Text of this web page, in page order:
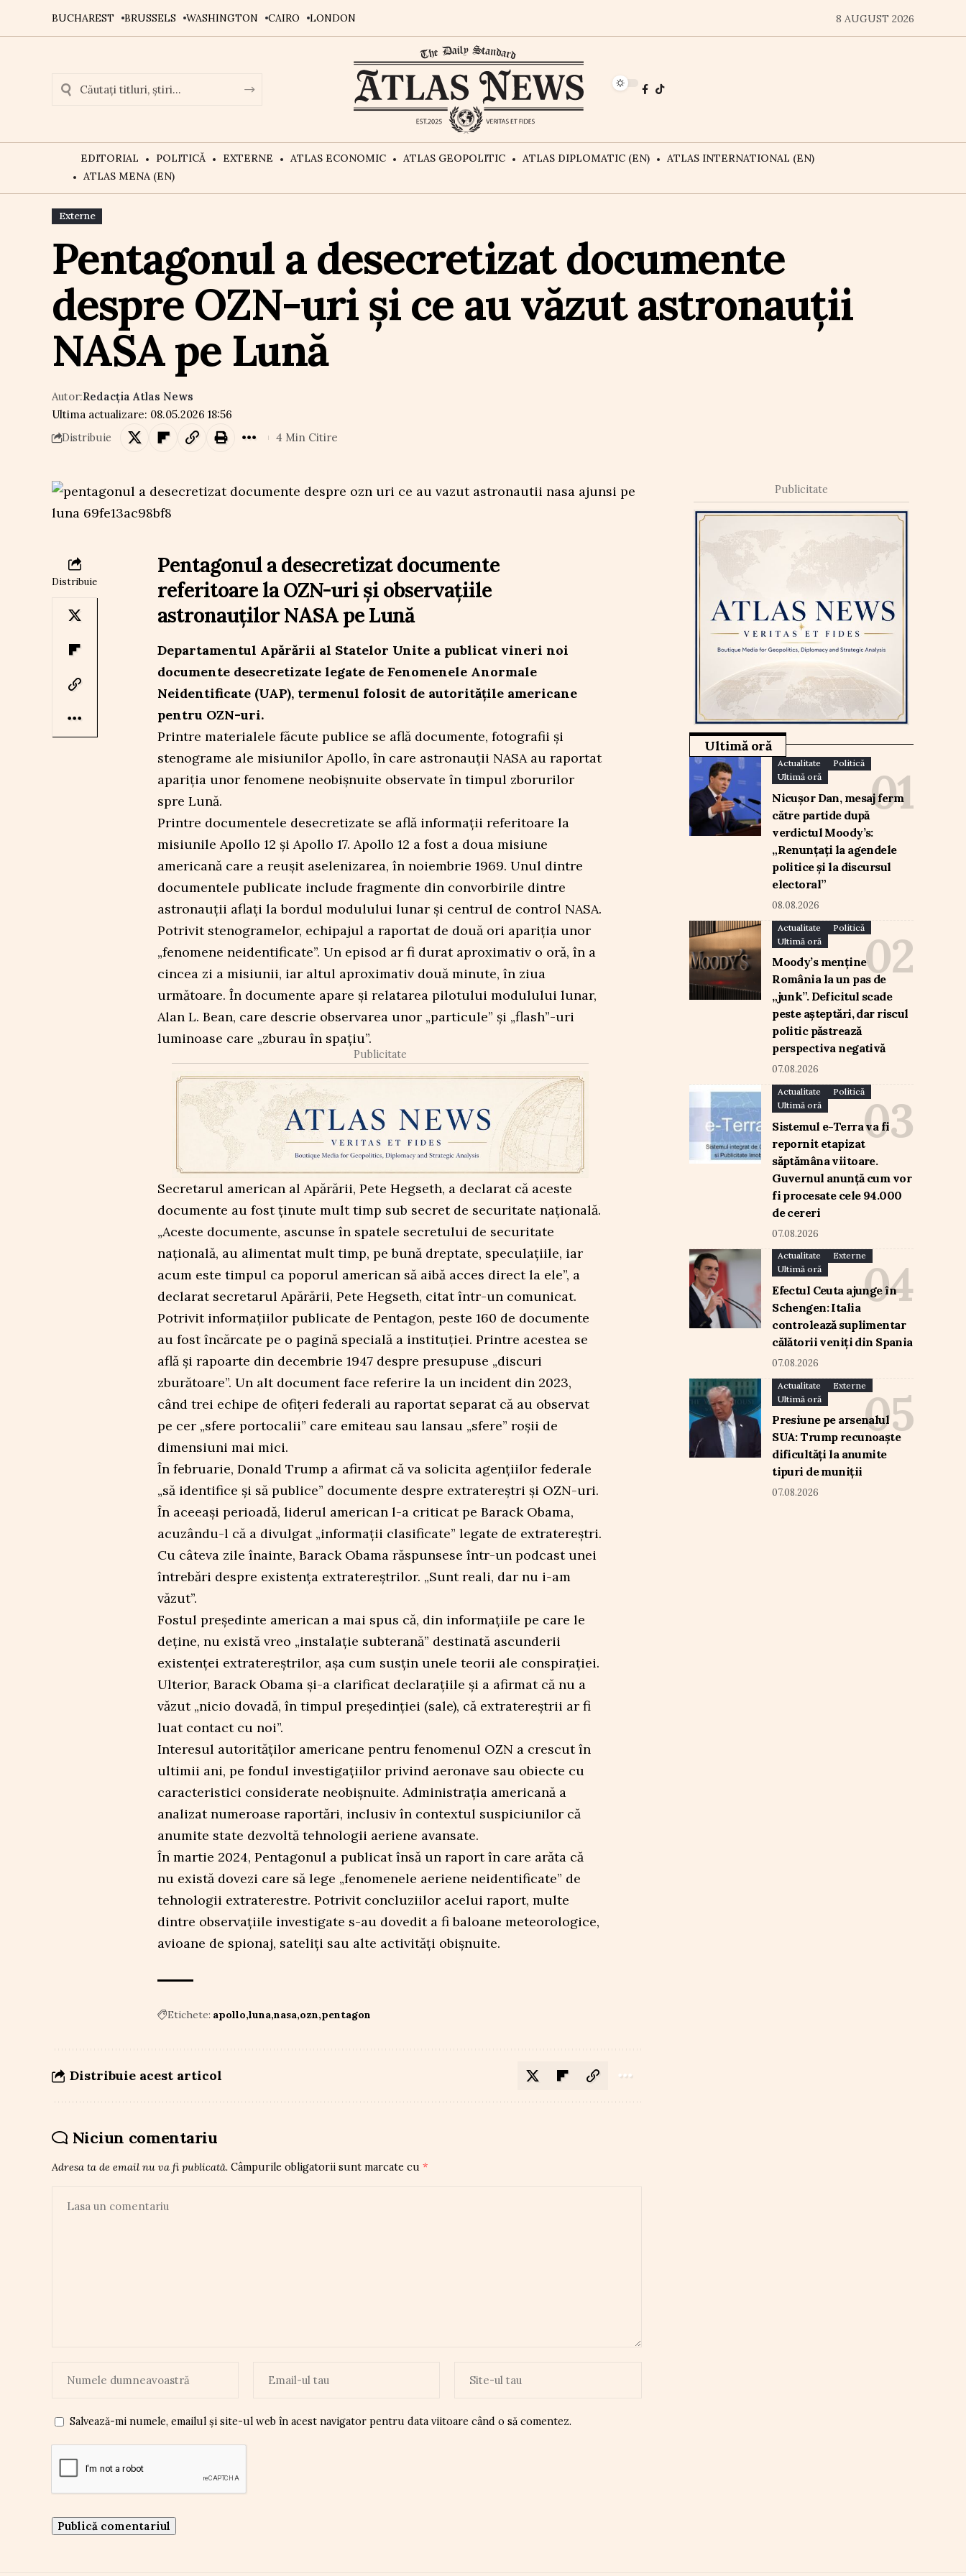
BUCHAREST BRUSSELS WASHINGTON CAIRO LONDON 8 AUGUST 2026
EDITORIAL POLITICĂ EXTERNE ATLAS ECONOMIC ATLAS GEOPOLITIC ATLAS DIPLOMATIC (EN)
ATLAS INTERNATIONAL (EN)
ATLAS MENA (EN)
Externe
Pentagonul a desecretizat documente
despre OZN-uri și ce au văzut astronauții
NASA pe Lună
Ultima actualizare: 08.05.2026 18:56
Autor:Redacția Atlas News
Distribuie 4 Min Citire
Distribuie
Pentagonul a desecretizat documente
referitoare la OZN-uri și observațiile
astronauților NASA pe Lună
Departamentul Apărării al Statelor Unite a publicat vineri noi
documente desecretizate legate de Fenomenele Anormale
Neidentificate (UAP), termenul folosit de autoritățile americane
pentru OZN-uri.
Printre materialele făcute publice se află documente, fotografii și
stenograme ale misiunilor Apollo, în care astronauții NASA au raportat
apariția unor fenomene neobișnuite observate în timpul zborurilor
spre Lună.
Printre documentele desecretizate se află informații referitoare la
misiunile Apollo 12 și Apollo 17. Apollo 12 a fost a doua misiune
americană care a reușit aselenizarea, în noiembrie 1969. Unul dintre
documentele publicate include fragmente din convorbirile dintre
astronauții aflați la bordul modulului lunar și centrul de control NASA.
Potrivit stenogramelor, echipajul a raportat de două ori apariția unor
„fenomene neidentificate”. Un episod ar fi durat aproximativ o oră, în a
cincea zi a misiunii, iar altul aproximativ două minute, în ziua
următoare. În documente apare și relatarea pilotului modulului lunar,
Alan L. Bean, care descrie observarea unor „particule” și „flash”-uri
luminoase care „zburau în spațiu”.
Publicitate
Secretarul american al Apărării, Pete Hegseth, a declarat că aceste
documente au fost ținute mult timp sub secret de securitate națională.
„Aceste documente, ascunse în spatele secretului de securitate
naţională, au alimentat mult timp, pe bună dreptate, speculaţiile, iar
acum este timpul ca poporul american să aibă acces direct la ele”, a
declarat secretarul Apărării, Pete Hegseth, citat într-un comunicat.
Potrivit informațiilor publicate de Pentagon, peste 160 de documente
au fost încărcate pe o pagină specială a instituției. Printre acestea se
află și rapoarte din decembrie 1947 despre presupuse „discuri
zburătoare”. Un alt document face referire la un incident din 2023,
când trei echipe de ofițeri federali au raportat separat că au observat
pe cer „sfere portocalii” care emiteau sau lansau „sfere” roșii de
dimensiuni mai mici.
În februarie, Donald Trump a afirmat că va solicita agențiilor federale
„să identifice şi să publice” documente despre extratereștri și OZN-uri.
În aceeași perioadă, liderul american l-a criticat pe Barack Obama,
acuzându-l că a divulgat „informaţii clasificate” legate de extratereștri.
Cu câteva zile înainte, Barack Obama răspunsese într-un podcast unei
întrebări despre existența extratereștrilor. „Sunt reali, dar nu i-am
văzut”.
Fostul președinte american a mai spus că, din informațiile pe care le
deține, nu există vreo „instalaţie subterană” destinată ascunderii
existenței extratereștrilor, așa cum susțin unele teorii ale conspirației.
Ulterior, Barack Obama și-a clarificat declarațiile și a afirmat că nu a
văzut „nicio dovadă, în timpul preşedinţiei (sale), că extratereştrii ar fi
luat contact cu noi”.
Interesul autorităților americane pentru fenomenul OZN a crescut în
ultimii ani, pe fondul investigațiilor privind aeronave sau obiecte cu
caracteristici considerate neobișnuite. Administrația americană a
analizat numeroase raportări, inclusiv în contextul suspiciunilor că
anumite state dezvoltă tehnologii aeriene avansate.
În martie 2024, Pentagonul a publicat însă un raport în care arăta că
nu există dovezi care să lege „fenomenele aeriene neidentificate” de
tehnologii extraterestre. Potrivit concluziilor acelui raport, multe
dintre observațiile investigate s-au dovedit a fi baloane meteorologice,
avioane de spionaj, sateliți sau alte activități obișnuite.
Etichete: apollo luna nasa ozn pentagon
Distribuie acest articol
Niciun comentariu
Adresa ta de email nu va fi publicată. Câmpurile obligatorii sunt marcate cu *
Salvează-mi numele, emailul și site-ul web în acest navigator pentru data viitoare când o să comentez.
Publicitate
Ultimă oră
Actualitate
Politică
Ultimă oră
Nicușor Dan, mesaj ferm
către partide după
verdictul Moody’s:
„Renunțați la agendele
politice și la discursul
electoral”
08.08.2026
Actualitate
Politică
Ultimă oră
Moody’s menține
România la un pas de
„junk”. Deficitul scade
peste așteptări, dar riscul
politic păstrează
perspectiva negativă
07.08.2026
Actualitate
Politică
Ultimă oră
Sistemul e-Terra va fi
repornit etapizat
săptămâna viitoare.
Guvernul anunță cum vor
fi procesate cele 94.000
de cereri
07.08.2026
Actualitate
Externe
Ultimă oră
Efectul Ceuta ajunge în
Schengen: Italia
controlează suplimentar
călătorii veniți din Spania
07.08.2026
Actualitate
Externe
Ultimă oră
Presiune pe arsenalul
SUA: Trump recunoaște
dificultăți la anumite
tipuri de muniții
07.08.2026